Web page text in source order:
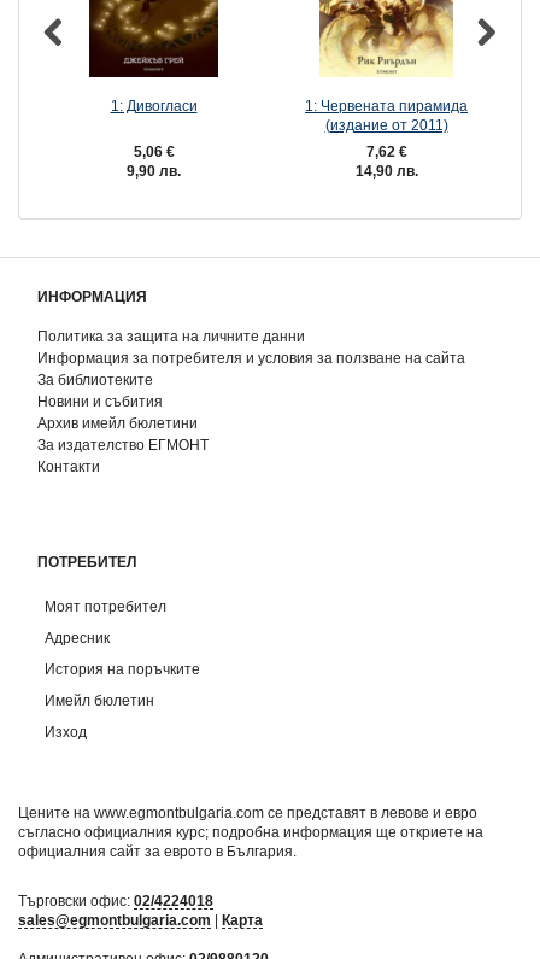
1: Дивогласи
5,06 €
9,90 лв.
1: Червената пирамида
(издание от 2011)
7,62 €
14,90 лв.
ИНФОРМАЦИЯ
Политика за защита на личните данни
Информация за потребителя и условия за ползване на сайта
За библиотеките
Новини и събития
Архив имейл бюлетини
За издателство ЕГМОНТ
Контакти
ПОТРЕБИТЕЛ
Моят потребител
Адресник
История на поръчките
Имейл бюлетин
Изход
Цените на www.egmontbulgaria.com се представят в левове и евро
съгласно официалния курс; подробна информация ще откриете на
официалния сайт за еврото в България
Търговски офис: 02/4224018
sales@egmontbulgaria.com | Карта